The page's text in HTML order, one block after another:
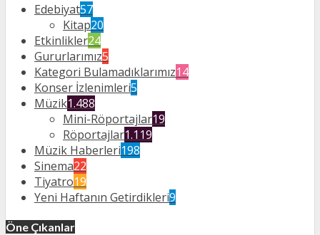
Edebiyat57
Kitap20
Etkinlikler24
Gururlarımız5
Kategori Bulamadıklarımız14
Konser İzlenimleri5
Müzik1.488
Mini-Röportajlar19
Röportajlar1.119
Müzik Haberleri198
Sinema22
Tiyatro19
Yeni Haftanın Getirdikleri9
Öne Çıkanlar